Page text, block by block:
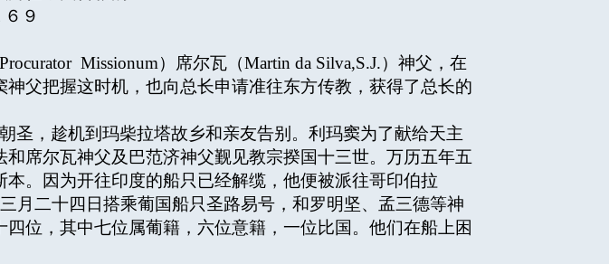
６９
Missionum）席尔瓦（Martin da Silva,S.J.）神父，在
父把握这时机，也向总长申请准往东方传教，获得了总长的
，趁机到玛柴拉塔故乡和亲友告别。利玛窦为了献给天主
席尔瓦神父及巴范济神父觐见教宗揆国十三世。万历五年五
。因为开往印度的船只已经解缆，他便被派往哥印伯拉
月二十四日搭乘葡国船只圣路易号，和罗明坚、孟三德等神
位，其中七位属葡籍，六位意籍，一位比国。他们在船上困